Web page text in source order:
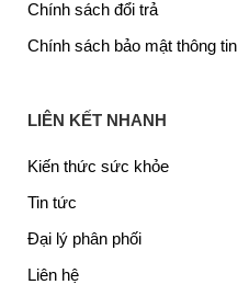
Chính sách đổi trả
Chính sách bảo mật thông tin
LIÊN KẾT NHANH
Kiến thức sức khỏe
Tin tức
Đại lý phân phối
Liên hệ